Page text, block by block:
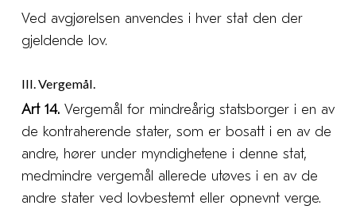
Ved avgjørelsen anvendes i hver stat den der
gjeldende lov.
III. Vergemål.
Art 14.Vergemål for mindreårig statsborger i en av
de kontraherende stater, som er bosatt i en av de
andre, hører under myndighetene i denne stat,
medmindre vergemål allerede utøves i en av de
andre stater ved lovbestemt eller opnevnt verge.